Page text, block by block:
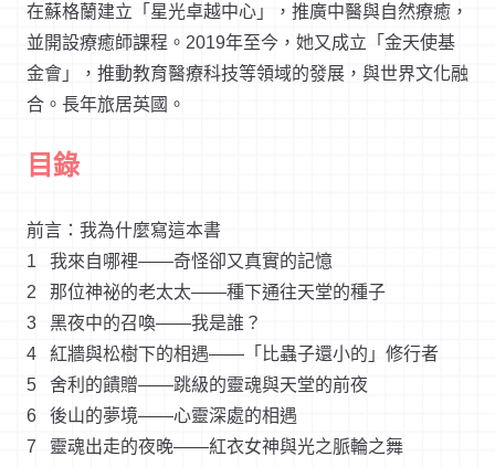
在蘇格蘭建立「星光卓越中心」，推廣中醫與自然療癒，
並開設療癒師課程。 2019年至今，她又成立「金天使基
金會」，推動教育醫療科技等領域的發展，與世界文化融
合。長年旅居英國。
目錄
前言：我為什麼寫這本書
1
我來自哪裡——奇怪卻又真實的記憶
2
那位神祕的老太太——種下通往天堂的種子
3
黑夜中的召喚——我是誰？
4
紅牆與松樹下的相遇—— 「比蟲子還小的」修行者
5
舍利的饋贈——跳級的靈魂與天堂的前夜
6
後山的夢境——心靈深處的相遇
7
靈魂出走的夜晚——紅衣女神與光之脈輪之舞